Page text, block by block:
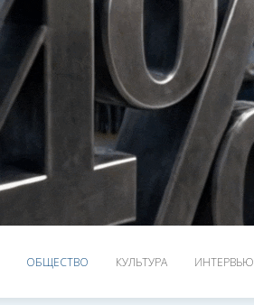
ОБЩЕСТВО КУЛЬТУРА ИНТЕРВЬЮ